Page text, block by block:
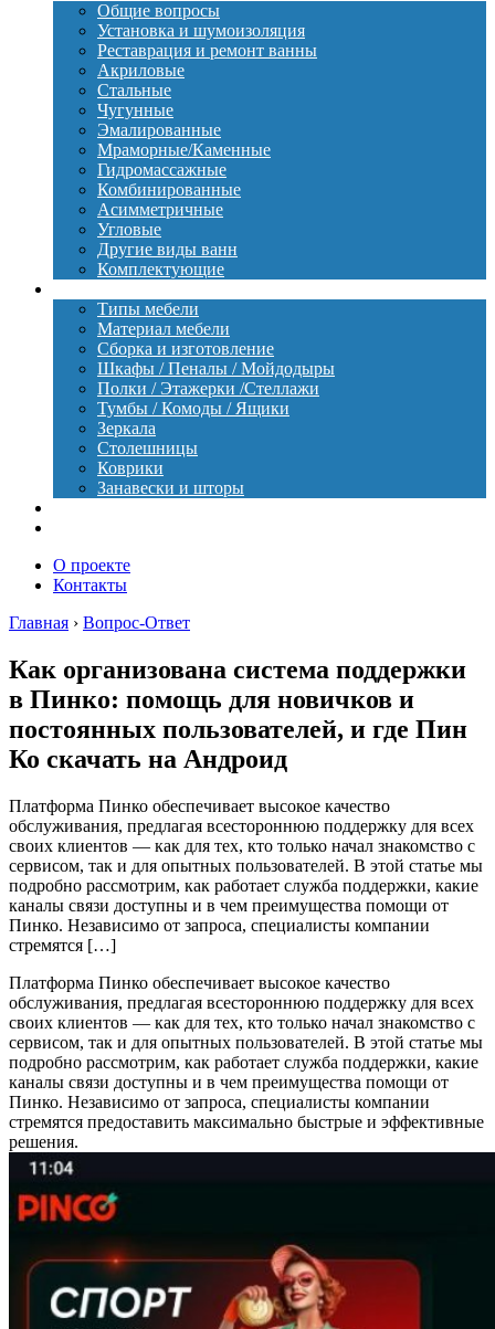
Общие вопросы
Установка и шумоизоляция
Реставрация и ремонт ванны
Акриловые
Стальные
Чугунные
Эмалированные
Мраморные/Каменные
Гидромассажные
Комбинированные
Асимметричные
Угловые
Другие виды ванн
Комплектующие
Типы мебели
Материал мебели
Сборка и изготовление
Шкафы / Пеналы / Мойдодыры
Полки / Этажерки /Стеллажи
Тумбы / Комоды / Ящики
Зеркала
Столешницы
Коврики
Занавески и шторы
О проекте
Контакты
Главная › Вопрос-Ответ
Как организована система поддержки
в Пинко: помощь для новичков и
постоянных пользователей, и где Пин
Ко скачать на Андроид
Платформа Пинко обеспечивает высокое качество
обслуживания, предлагая всестороннюю поддержку для всех
своих клиентов — как для тех, кто только начал знакомство с
сервисом, так и для опытных пользователей. В этой статье мы
подробно рассмотрим, как работает служба поддержки, какие
каналы связи доступны и в чем преимущества помощи от
Пинко. Независимо от запроса, специалисты компании
стремятся […]
Платформа Пинко обеспечивает высокое качество
обслуживания, предлагая всестороннюю поддержку для всех
своих клиентов — как для тех, кто только начал знакомство с
сервисом, так и для опытных пользователей. В этой статье мы
подробно рассмотрим, как работает служба поддержки, какие
каналы связи доступны и в чем преимущества помощи от
Пинко. Независимо от запроса, специалисты компании
стремятся предоставить максимально быстрые и эффективные
решения.